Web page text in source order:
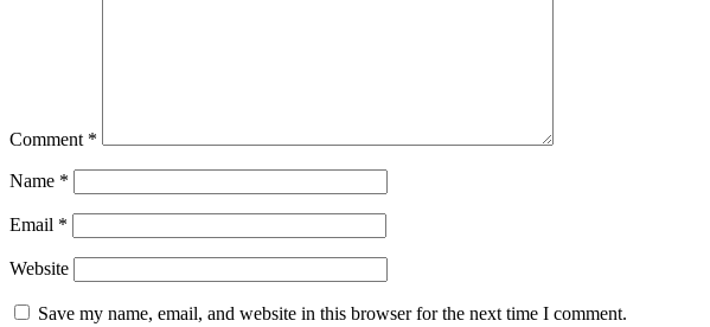
Comment *
Name *
Email *
Website
Save my name, email, and website in this browser for the next time I comment.